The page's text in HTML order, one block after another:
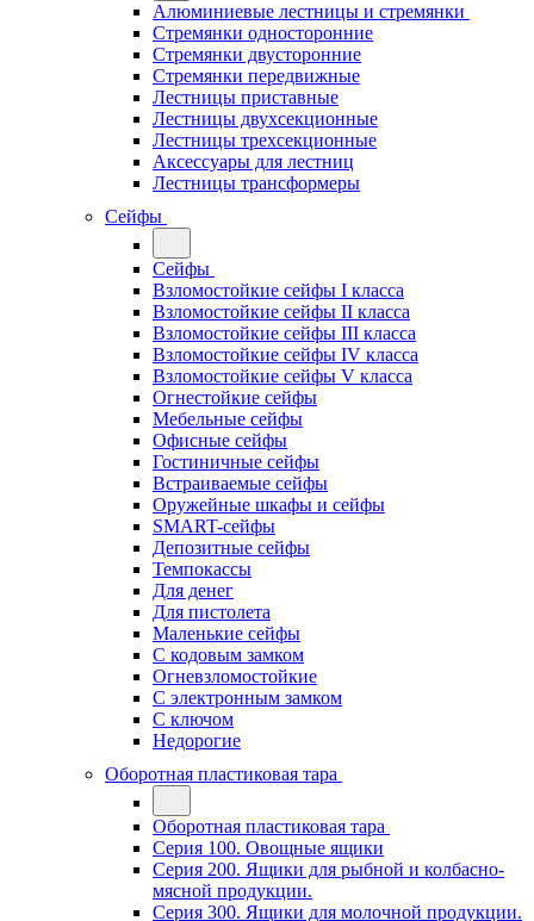
Алюминиевые лестницы и стремянки
Стремянки односторонние
Стремянки двусторонние
Стремянки передвижные
Лестницы приставные
Лестницы двухсекционные
Лестницы трехсекционные
Аксессуары для лестниц
Лестницы трансформеры
Сейфы
Сейфы
Взломостойкие сейфы I класса
Взломостойкие сейфы II класса
Взломостойкие сейфы III класса
Взломостойкие сейфы IV класса
Взломостойкие сейфы V класса
Огнестойкие сейфы
Мебельные сейфы
Офисные сейфы
Гостиничные сейфы
Встраиваемые сейфы
Оружейные шкафы и сейфы
SMART-сейфы
Депозитные сейфы
Темпокассы
Для денег
Для пистолета
Маленькие сейфы
С кодовым замком
Огневзломостойкие
С электронным замком
С ключом
Недорогие
Оборотная пластиковая тара
Оборотная пластиковая тара
Серия 100. Овощные ящики
Серия 200. Ящики для рыбной и колбасно-
мясной продукции.
Серия 300. Ящики для молочной продукции.